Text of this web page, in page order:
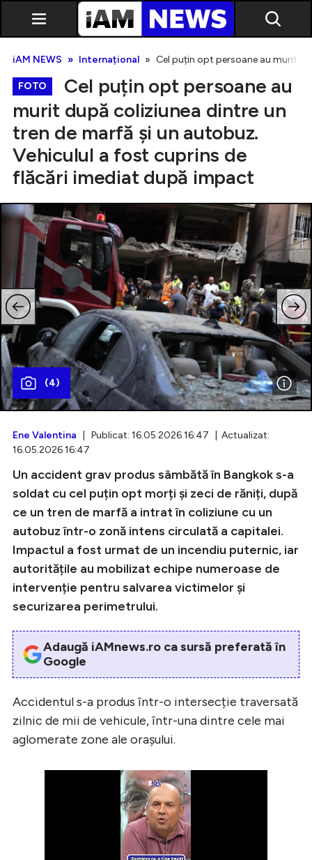
Exclusiv
Intră în cont
Creează cont
iAM NEWS Internațional Cel puțin opt persoane au murit
FOTO
Cel puțin opt persoane au
murit după coliziunea dintre un
tren de marfă și un autobuz.
Vehiculul a fost cuprins de
flăcări imediat după impact
(4)
Ene Valentina | Publicat: 16.05.2026 16:47 | Actualizat:
16.05.2026 16:47
Un accident grav produs sâmbătă în Bangkok s-a
soldat cu cel puțin opt morți și zeci de răniți, după
ce un tren de marfă a intrat în coliziune cu un
autobuz într-o zonă intens circulată a capitalei.
Impactul a fost urmat de un incendiu puternic, iar
autoritățile au mobilizat echipe numeroase de
intervenție pentru salvarea victimelor și
securizarea perimetrului.
Adaugă iAMnews.ro ca sursă preferată în
Google
Accidentul s-a produs într-o intersecție traversată
zilnic de mii de vehicule, într-una dintre cele mai
aglomerate zone ale orașului.